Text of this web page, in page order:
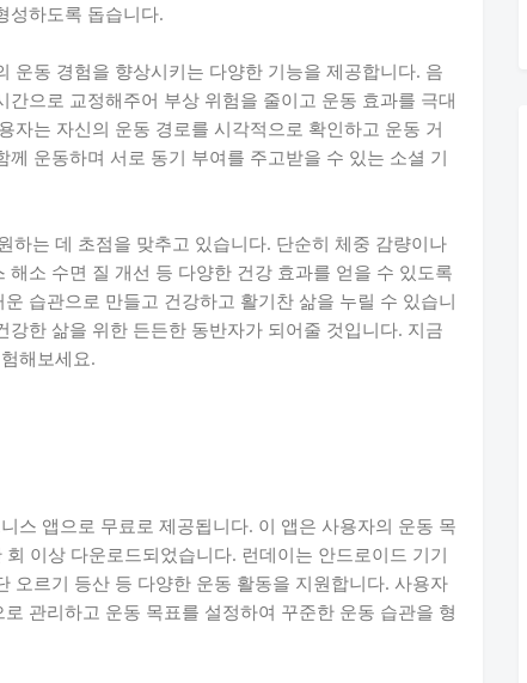
성하도록 돕습니다.
운동 경험을 향상시키는 다양한 기능을 제공합니다. 음
으로 교정해주어 부상 위험을 줄이고 운동 효과를 극대
자는 자신의 운동 경로를 시각적으로 확인하고 운동 거
운동하며 서로 동기 부여를 주고받을 수 있는 소셜 기
하는 데 초점을 맞추고 있습니다. 단순히 체중 감량이나
소 수면 질 개선 등 다양한 건강 효과를 얻을 수 있도록
습관으로 만들고 건강하고 활기찬 삶을 누릴 수 있습니
한 삶을 위한 든든한 동반자가 되어줄 것입니다. 지금
해보세요.
스 앱으로 무료로 제공됩니다. 이 앱은 사용자의 운동 목
이상 다운로드되었습니다. 런데이는 안드로이드 기기
오르기 등산 등 다양한 운동 활동을 지원합니다. 사용자
관리하고 운동 목표를 설정하여 꾸준한 운동 습관을 형